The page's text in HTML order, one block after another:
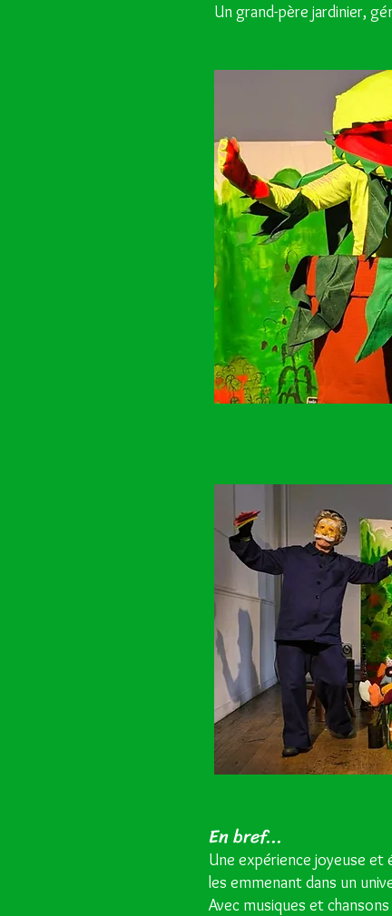
Un grand-père jardinier,
En bref...
Une expérience joyeuse et
les emmenant dans un
Avec musiques et chansons